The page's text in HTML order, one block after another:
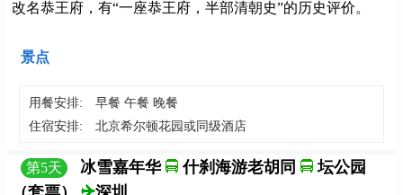
改名恭王府，有“一座恭王府，半部清朝史”的历史评价。
景点
用餐安排:
早餐 午餐 晚餐
住宿安排:
北京希尔顿花园或同级酒店
第5天 冰雪嘉年华 什刹海游老胡同
坛公园